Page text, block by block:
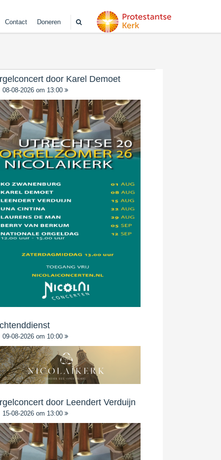
Contact Doneren
door Karel Demoet
08-08-2026 om 13:00
09-08-2026 om 10:00
door Leendert Verduijn
15-08-2026 om 13:00